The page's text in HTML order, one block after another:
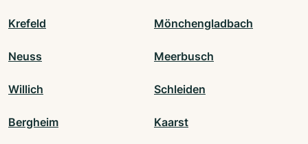
Krefeld Mönchengladbach
Neuss Meerbusch
Willich Schleiden
Bergheim Kaarst